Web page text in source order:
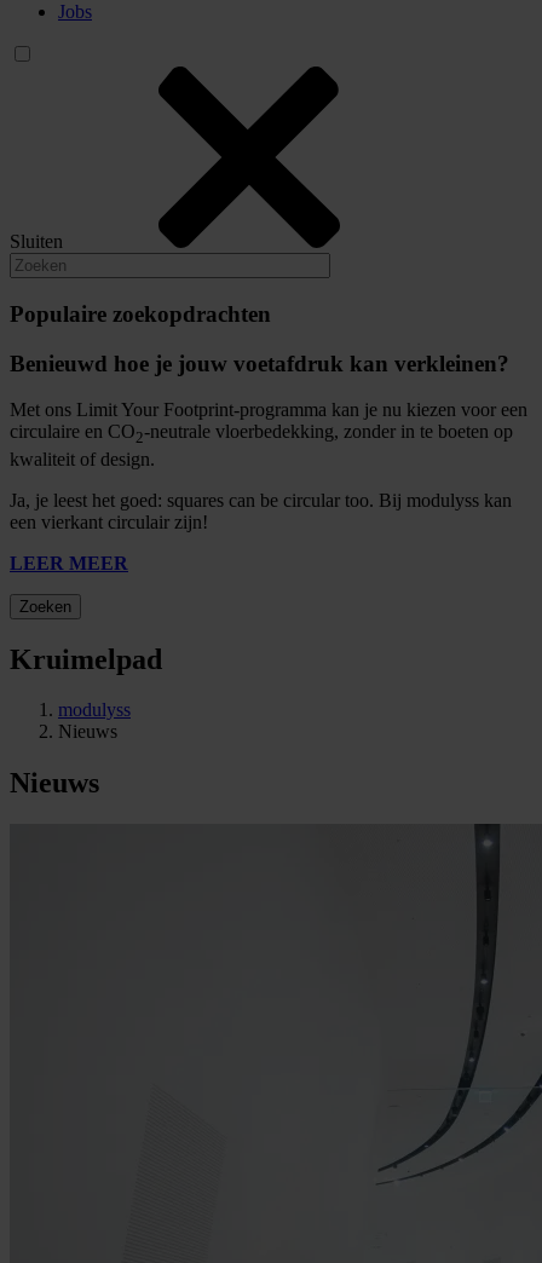
Jobs
Sluiten
Populaire zoekopdrachten
Benieuwd hoe je jouw voetafdruk kan verkleinen?
Met ons Limit Your Footprint-programma kan je nu kiezen voor een
circulaire en CO2-neutrale vloerbedekking, zonder in te boeten op
kwaliteit of design.
Ja, je leest het goed: squares can be circular too. Bij modulyss kan
een vierkant circulair zijn!
LEER MEER
Zoeken
Kruimelpad
modulyss
Nieuws
Nieuws